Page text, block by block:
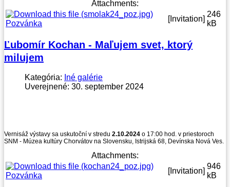
Attachments:
Pozvánka
[Invitation]
246
kB
Ľubomír Kochan - Maľujem svet, ktorý
milujem
Kategória: Iné galérie
Uverejnené: 30. september 2024
Vernisáž výstavy sa uskutoční v stredu 2.10.2024 o 17:00 hod. v priestoroch
SNM - Múzea kultúry Chorvátov na Slovensku, Istrijská 68, Devínska Nová Ves.
Attachments:
Pozvánka
[Invitation]
946
kB